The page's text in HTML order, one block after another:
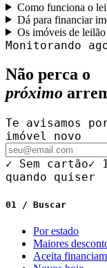
Como funciona o
Dá para financiar
Os imóveis de
Monitorando
Não perca o
próximo
Te avisamos
imóvel novo
✓ Sem cartão✓
quando quiser
01 / Buscar
Por estado
Maiores
Aceita